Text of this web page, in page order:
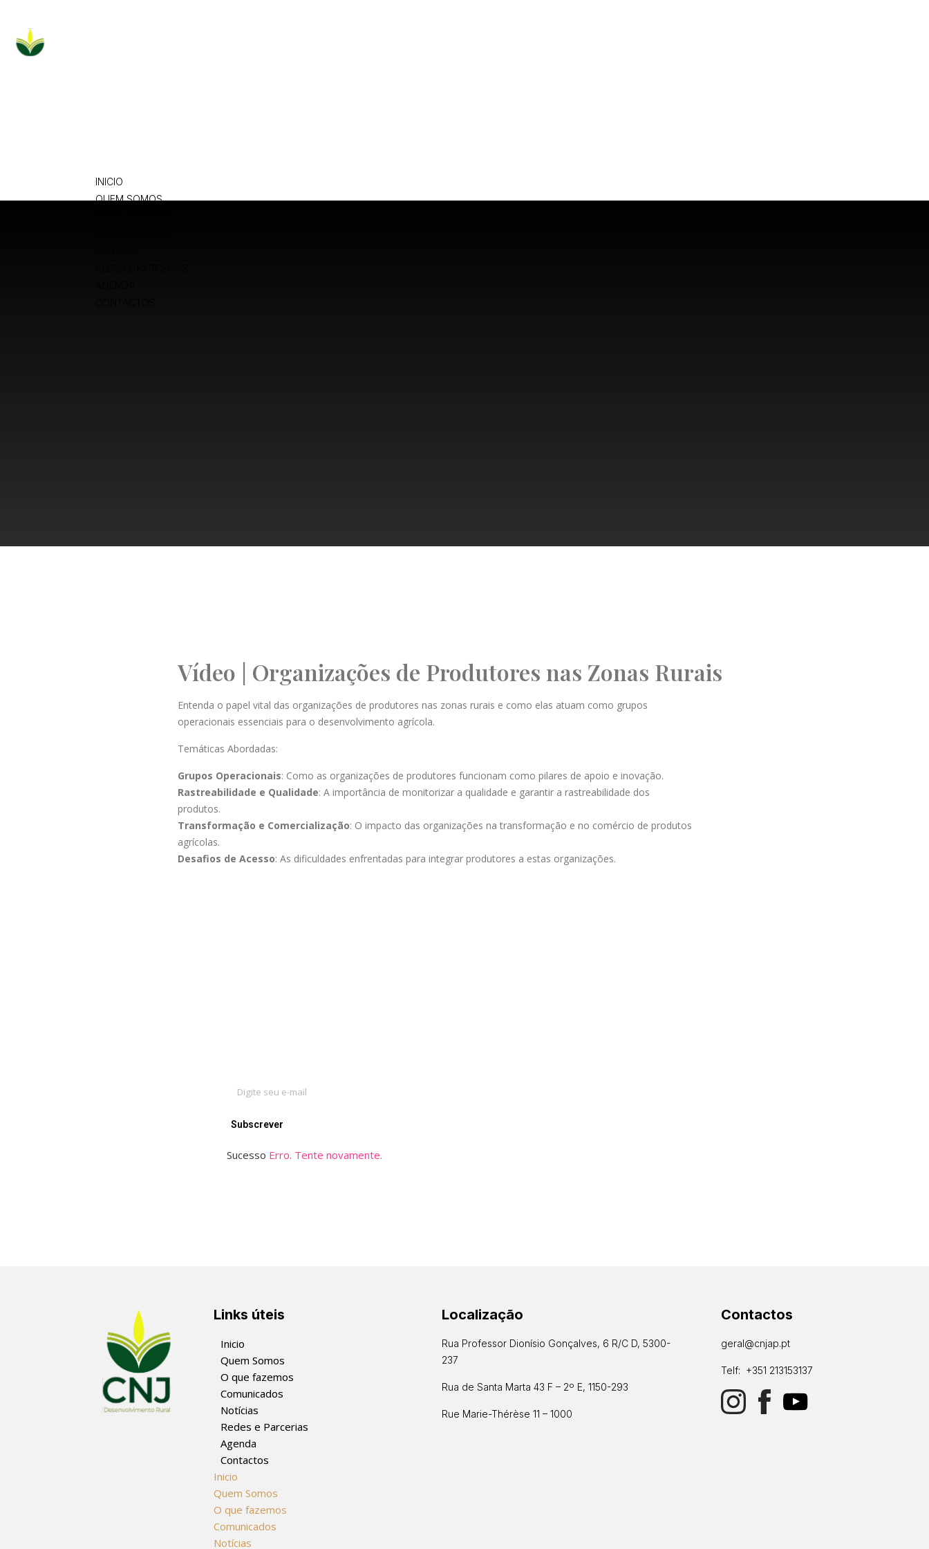
INICIO
QUEM SOMOS
Vídeo | Organizações de Produtores nas Zonas Rurais
Entenda o papel vital das organizações de produtores nas zonas rurais e como elas atuam como grupos
operacionais essenciais para o desenvolvimento agrícola.
Temáticas Abordadas:
Grupos Operacionais: Como as organizações de produtores funcionam como pilares de apoio e inovação.
Rastreabilidade e Qualidade: A importância de monitorizar a qualidade e garantir a rastreabilidade dos
produtos.
Transformação e Comercialização: O impacto das organizações na transformação e no comércio de produtos
agrícolas.
Desafios de Acesso: As dificuldades enfrentadas para integrar produtores a estas organizações.
Subscrever
Sucesso Erro. Tente novamente.
Links úteis
Inicio
Quem Somos
O que fazemos
Comunicados
Notícias
Redes e Parcerias
Agenda
Contactos
Inicio
Quem Somos
O que fazemos
Comunicados
Notícias
Localização
Rua Professor Dionísio Gonçalves, 6 R/C D, 5300-
237
Rua de Santa Marta 43 F – 2º E, 1150-293
Rue Marie-Thérèse 11 – 1000
Contactos
geral@cnjap.pt
Telf: +351 213153137